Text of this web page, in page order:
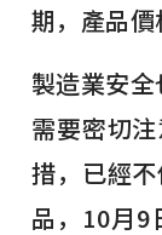
期，產品價
製造業安
需要密切
措，已經
品，10月9